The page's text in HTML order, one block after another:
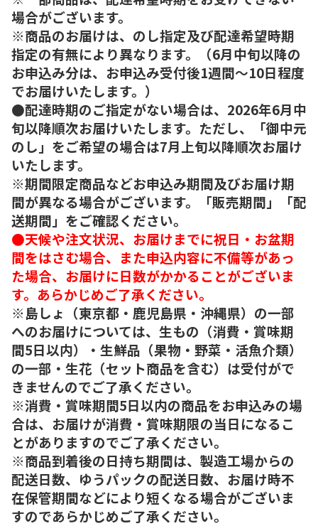
場合がございます。
※商品のお届けは、のし指定及び配達希望時期
指定の有無により異なります。（6月中旬以降の
お申込み分は、お申込み受付後1週間～10日程度
でお届けいたします。）
●配達時期のご指定がない場合は、2026年6月中
旬以降順次お届けいたします。ただし、「御中元
のし」をご希望の場合は7月上旬以降順次お届け
いたします。
※期間限定商品などお申込み期間及びお届け期
間が異なる場合がございます。「販売期間」「配
送期間」をご確認ください。
●天候や注文状況、お届けまでに祝日・お盆期
間をはさむ場合、また申込内容に不備等があっ
た場合、お届けに日数がかかることがございま
す。あらかじめご了承ください。
※島しょ（東京都・鹿児島県・沖縄県）の一部
へのお届けについては、生もの（消費・賞味期
間5日以内）・生鮮品（果物・野菜・活魚介類）
の一部・生花（セット商品を含む）は受付がで
きませんのでご了承ください。
※消費・賞味期間5日以内の商品をお申込みの場
合は、お届けが消費・賞味期限の当日になるこ
とがありますのでご了承ください。
※商品到着後の日持ち期間は、製造工場からの
配送日数、ゆうパックの配送日数、お届け時不
在保管期間などにより短くなる場合がございま
すのであらかじめご了承ください。